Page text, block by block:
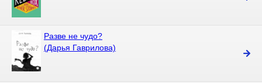
Разве не чудо?
(Дарья Гаврилова)